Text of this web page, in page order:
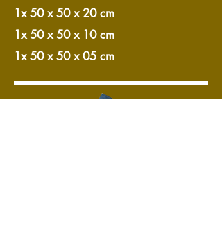
1x 50 x 50 x 20 cm
1x 50 x 50 x 10 cm
1x 50 x 50 x 05 cm